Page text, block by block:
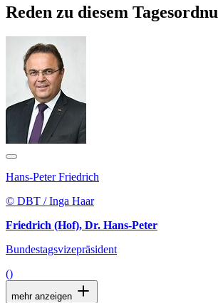
Reden zu diesem
Hans-Peter Friedrich
© DBT / Inga Haar
Friedrich (Hof), Dr. Hans-Peter
Bundestagsvizepräsident
()
mehr anzeigen